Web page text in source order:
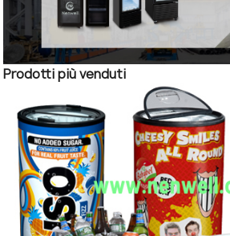
Prodotti più venduti